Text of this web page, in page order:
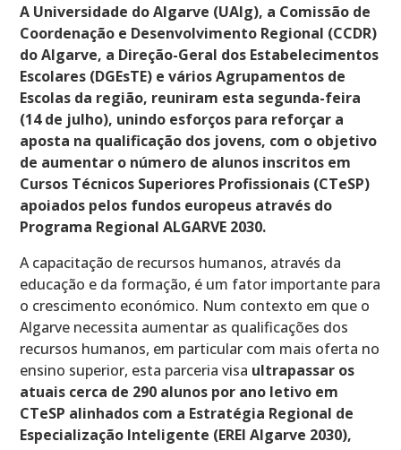
A Universidade do Algarve (UAlg), a Comissão de
Coordenação e Desenvolvimento Regional (CCDR)
do Algarve, a Direção-Geral dos Estabelecimentos
Escolares (DGEsTE) e vários Agrupamentos de
Escolas da região, reuniram esta segunda-feira
(14 de julho), unindo esforços para reforçar a
aposta na qualificação dos jovens, com o objetivo
de aumentar o número de alunos inscritos em
Cursos Técnicos Superiores Profissionais (CTeSP)
apoiados pelos fundos europeus através do
Programa Regional ALGARVE 2030.
A capacitação de recursos humanos, através da
educação e da formação, é um fator importante para
o crescimento económico. Num contexto em que o
Algarve necessita aumentar as qualificações dos
recursos humanos, em particular com mais oferta no
ensino superior, esta parceria visa ultrapassar os
atuais cerca de 290 alunos por ano letivo em
CTeSP alinhados com a Estratégia Regional de
Especialização Inteligente (EREI Algarve 2030),